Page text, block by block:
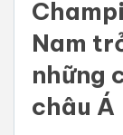
Nam
những
châu Á